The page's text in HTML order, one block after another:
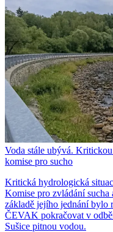
Voda stále ubývá.
komise pro sucho
Kritická hydrologická
Komise pro zvládání sucha
základě jejího jednání bylo
ČEVAK pokračovat v
Sušice pitnou vodou.